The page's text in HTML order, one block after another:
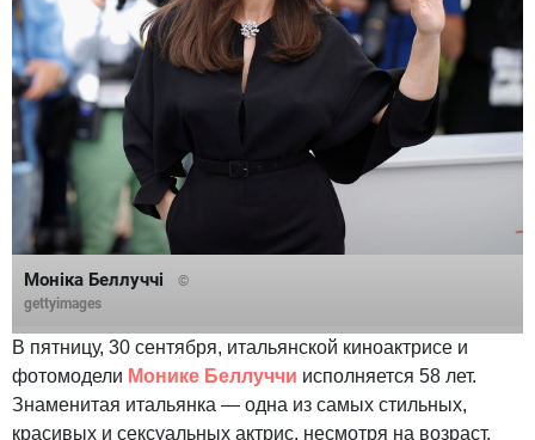
Моніка Беллуччі
©
gettyimages
В пятницу, 30 сентября, итальянской киноактрисе и
фотомодели Монике Беллуччи исполняется 58 лет.
Знаменитая итальянка — одна из самых стильных,
красивых и сексуальных актрис, несмотря на возраст.